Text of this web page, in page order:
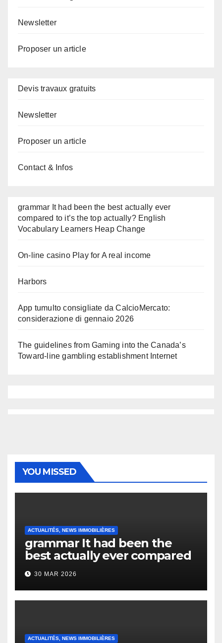
Newsletter
Proposer un article
Devis travaux gratuits
Newsletter
Proposer un article
Contact & Infos
grammar It had been the best actually ever
compared to it’s the top actually? English
Vocabulary Learners Heap Change
On-line casino Play for A real income
Harbors
App tumulto consigliate da CalcioMercato:
considerazione di gennaio 2026
The guidelines from Gaming into the Canada’s
Toward-line gambling establishment Internet
YOU MISSED
ACTUALITÉS, NEWS IMMOBILIÈRES
grammar It had been the
best actually ever compared
to it’s the top actually?
English Vocabulary Learners
Heap Change
30 MAR 2026
ACTUALITÉS, NEWS IMMOBILIÈRES